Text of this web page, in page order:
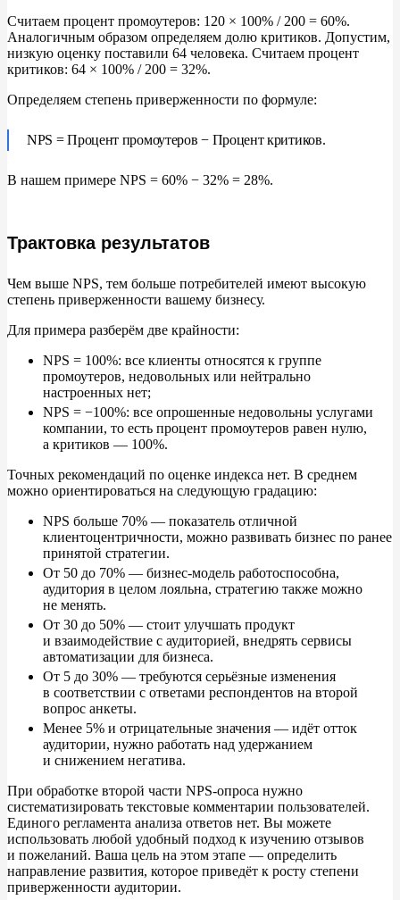
Считаем процент промоутеров: 120 × 100% / 200 = 60%.
Аналогичным образом определяем долю критиков. Допустим,
низкую оценку поставили 64 человека. Считаем процент
критиков: 64 × 100% / 200 = 32%.
Определяем степень приверженности по формуле:
NPS = Процент промоутеров−Процент критиков.
В нашем примере NPS = 60% − 32% = 28%.
Трактовка результатов
Чем выше NPS, тем больше потребителей имеют высокую
степень приверженности вашему бизнесу.
Для примера разберём две крайности:
NPS = 100%: все клиенты относятся к группе
промоутеров, недовольных или нейтрально
настроенных нет;
NPS = −100%: все опрошенные недовольны услугами
компании, то есть процент промоутеров равен нулю,
а критиков — 100%.
Точных рекомендаций по оценке индекса нет. В среднем
можно ориентироваться на следующую градацию:
NPS больше 70% — показатель отличной
клиентоцентричности, можно развивать бизнес по ранее
принятой стратегии.
От 50 до 70% — бизнес-модель работоспособна,
аудитория в целом лояльна, стратегию также можно
не менять.
От 30 до 50% — стоит улучшать продукт
и взаимодействие с аудиторией, внедрять сервисы
автоматизации для бизнеса.
От 5 до 30% — требуются серьёзные изменения
в соответствии с ответами респондентов на второй
вопрос анкеты.
Менее 5% и отрицательные значения — идёт отток
аудитории, нужно работать над удержанием
и снижением негатива.
При обработке второй части NPS-опроса нужно
систематизировать текстовые комментарии пользователей.
Единого регламента анализа ответов нет. Вы можете
использовать любой удобный подход к изучению отзывов
и пожеланий. Ваша цель на этом этапе — определить
направление развития, которое приведёт к росту степени
приверженности аудитории.